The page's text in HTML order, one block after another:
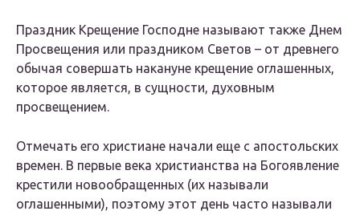
Праздник Крещение Господне называют также Днем
Просвещения или праздником Светов – от древнего
обычая совершать накануне крещение оглашенных,
которое является, в сущности, духовным
просвещением.
Отмечать его христиане начали еще с апостольских
времен. В первые века христианства на Богоявление
крестили новообращенных (их называли
оглашенными), поэтому этот день часто называли